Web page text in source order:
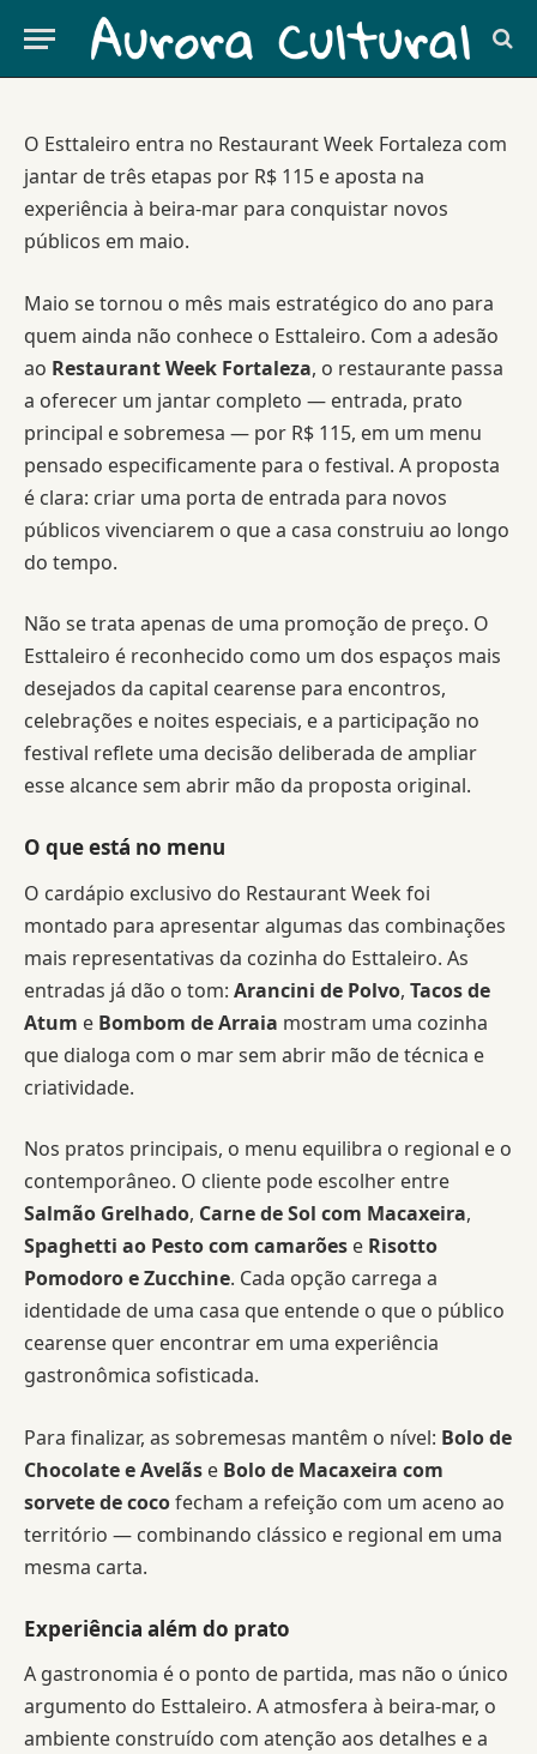
11.05.2026 GASTRONOMIA ByRedação
O Esttaleiro entra no Restaurant Week Fortaleza com
jantar de três etapas por R$ 115 e aposta na
experiência à beira-mar para conquistar novos
públicos em maio.
Maio se tornou o mês mais estratégico do ano para
quem ainda não conhece o Esttaleiro. Com a adesão
ao Restaurant Week Fortaleza, o restaurante passa
a oferecer um jantar completo — entrada, prato
principal e sobremesa — por R$ 115, em um menu
pensado especificamente para o festival. A proposta
é clara: criar uma porta de entrada para novos
públicos vivenciarem o que a casa construiu ao longo
do tempo.
Não se trata apenas de uma promoção de preço. O
Esttaleiro é reconhecido como um dos espaços mais
desejados da capital cearense para encontros,
celebrações e noites especiais, e a participação no
festival reflete uma decisão deliberada de ampliar
esse alcance sem abrir mão da proposta original.
O que está no menu
O cardápio exclusivo do Restaurant Week foi
montado para apresentar algumas das combinações
mais representativas da cozinha do Esttaleiro. As
entradas já dão o tom: Arancini de Polvo, Tacos de
Atum e Bombom de Arraia mostram uma cozinha
que dialoga com o mar sem abrir mão de técnica e
criatividade.
Nos pratos principais, o menu equilibra o regional e o
contemporâneo. O cliente pode escolher entre
Salmão Grelhado, Carne de Sol com Macaxeira,
Spaghetti ao Pesto com camarões e Risotto
Pomodoro e Zucchine. Cada opção carrega a
identidade de uma casa que entende o que o público
cearense quer encontrar em uma experiência
gastronômica sofisticada.
Para finalizar, as sobremesas mantêm o nível: Bolo de
Chocolate e Avelãs e Bolo de Macaxeira com
sorvete de cocofecham a refeição com um aceno ao
território — combinando clássico e regional em uma
mesma carta.
Experiência além do prato
A gastronomia é o ponto de partida, mas não o único
argumento do Esttaleiro. A atmosfera à beira-mar, o
ambiente construído com atenção aos detalhes e a